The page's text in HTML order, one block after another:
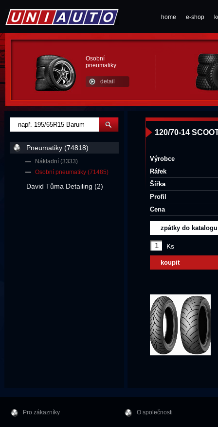
home e-shop
Osobní
pneumatiky
detail
120/70-14
Výrobce
Ráfek
Šířka
Profil
Cena
zpátky do katalogu
Ks
koupit
Pneumatiky (74818)
Nákladní (3333)
Osobní pneumatiky (71485)
David Tůma Detailing (2)
Pro zákazníky O společnosti